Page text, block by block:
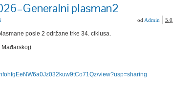
plasman2
od Admin
posle 2 održane trke 34. ciklusa.
Mađarskoj)
view?usp=sharing